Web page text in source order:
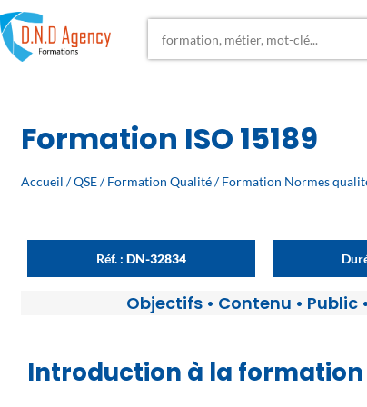
Formation ISO 15189
Accueil /QSE/Formation Qualité/Formation Normes
Réf. :DN-32834
Objectifs• Contenu • Public•
Introduction à la formation